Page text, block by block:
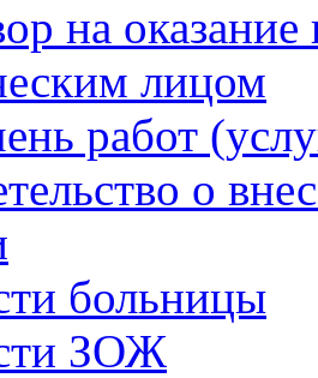
на
лицом
работ
о
больницы
ЗОЖ